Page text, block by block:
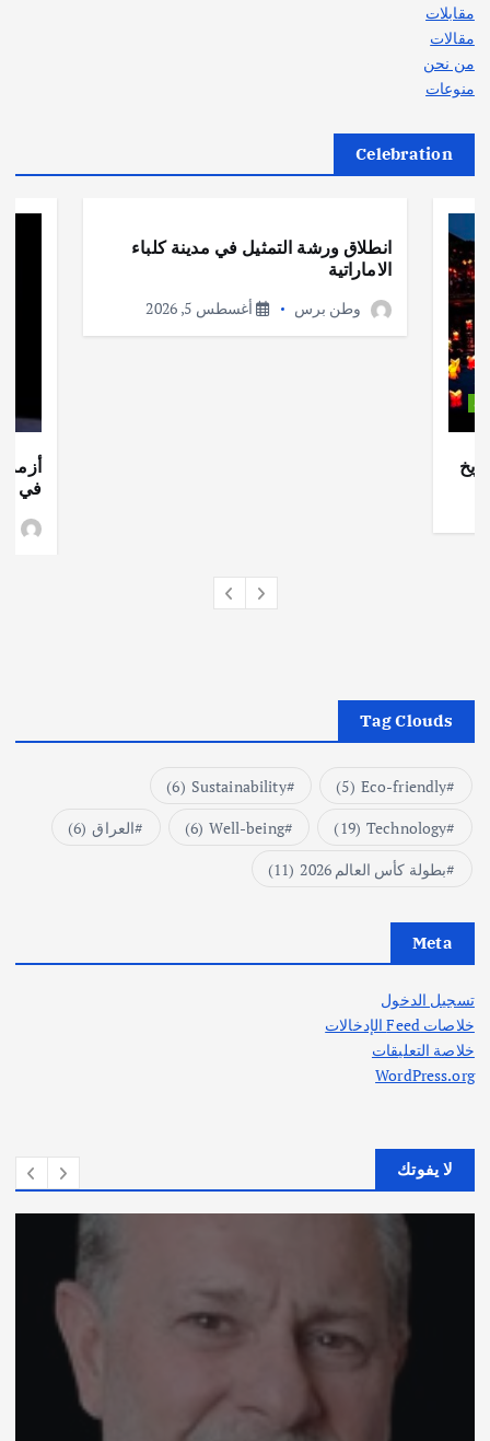
مقابلات
مقالات
من نحن
منوعات
Celebration
انطلاق ورشة التمثيل في مدينة كلباء
الاماراتية
وطن برس أغسطس 5, 2026
أزمة
في
Tag Clouds
Eco-friendly
(5)
Sustainability
(6)
Technology
(19)
Well-being
(6) العراق (6)
بطولة كأس العالم 2026
(11)
Meta
تسجيل الدخول
خلاصات Feed الإدخالات
خلاصة التعليقات
WordPress.org
لا يفوتك